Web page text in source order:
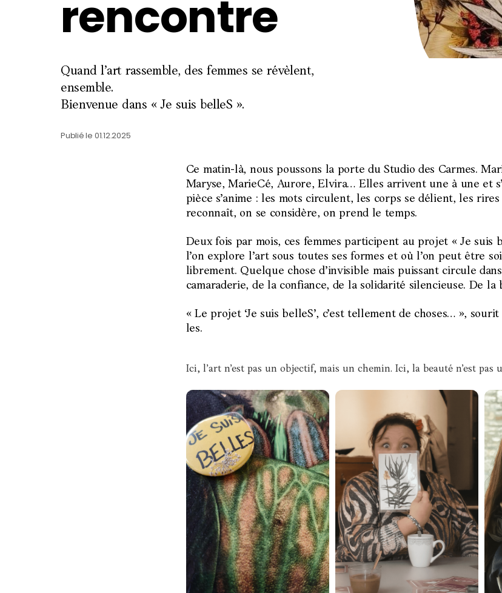
Centre culturel : culture, accès, missions
Création
Pratique
À proposLa MCFA et les équipes
BrasserieLe Tiroir des Saveurs
rencontre
Quand l’art rassemble, des femmes se révèlent,
ensemble.
Bienvenue dans « Je suis belleS ».
Publié le 01.12.2025
Ce matin-là, nous poussons la porte du Studio des Carmes.
Maryse, MarieCé, Aurore, Elvira… Elles arrivent une à une et
pièce s’anime : les mots circulent, les corps se délient, les
reconnaît, on se considère, on prend le temps.
Deux fois par mois, ces femmes participent au projet « Je suis
l’on explore l’art sous toutes ses formes et où l’on peut être
librement. Quelque chose d’invisible mais puissant circule
camaraderie, de la confiance, de la solidarité silencieuse. De
« Le projet ‘Je suis belleS’, c’est tellement de choses… »,
les.
Ici, l’art n’est pas un objectif, mais un chemin. Ici, la beauté n’est pas